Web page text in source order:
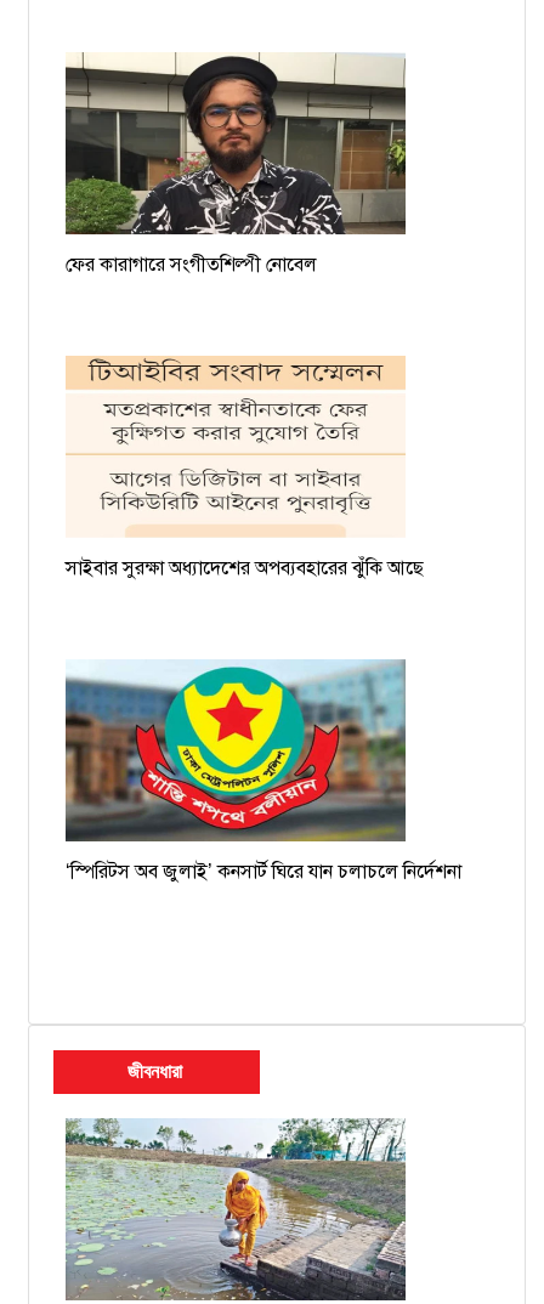
ফের কারাগারে সংগীতশিল্পী নোবেল
সাইবার সুরক্ষা অধ্যাদেশের অপব্যবহারের ঝুঁকি আছে
‘স্পিরিটস অব জুলাই’ কনসার্ট ঘিরে যান চলাচলে নির্দেশনা
জীবনধারা